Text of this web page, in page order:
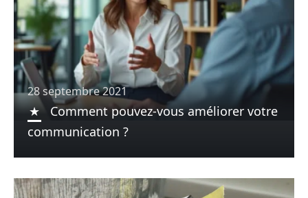
28 septembre 2021
Comment pouvez-vous améliorer votre
communication ?